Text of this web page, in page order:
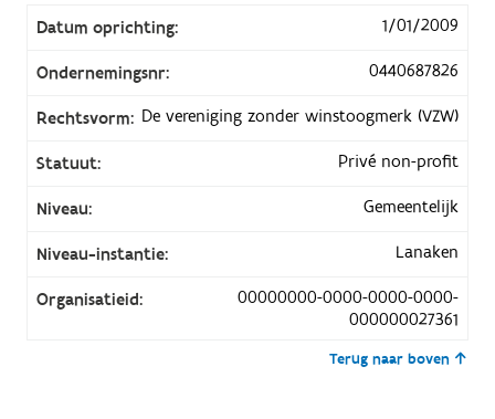
Datum oprichting: 1/01/2009
Ondernemingsnr: 0440687826
Rechtsvorm: De vereniging zonder winstoogmerk (VZW)
Statuut: Privé non-profit
Niveau: Gemeentelijk
Niveau-instantie: Lanaken
Organisatieid:
00000000-0000-0000-0000-
000000027361
Terug naar boven